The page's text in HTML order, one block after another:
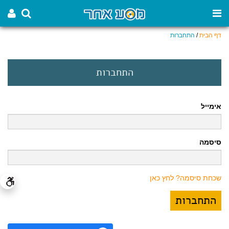
דף הבית/ התחברות
התחברות
אימייל
סיסמה
שכחת סיסמה? לחץ כאן